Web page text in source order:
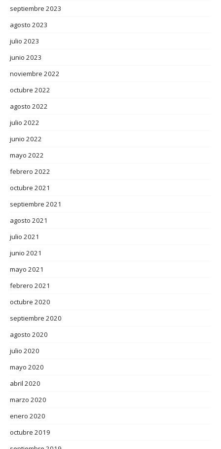
septiembre 2023
agosto 2023
julio 2023
junio 2023
noviembre 2022
octubre 2022
agosto 2022
julio 2022
junio 2022
mayo 2022
febrero 2022
octubre 2021
septiembre 2021
agosto 2021
julio 2021
junio 2021
mayo 2021
febrero 2021
octubre 2020
septiembre 2020
agosto 2020
julio 2020
mayo 2020
abril 2020
marzo 2020
enero 2020
octubre 2019